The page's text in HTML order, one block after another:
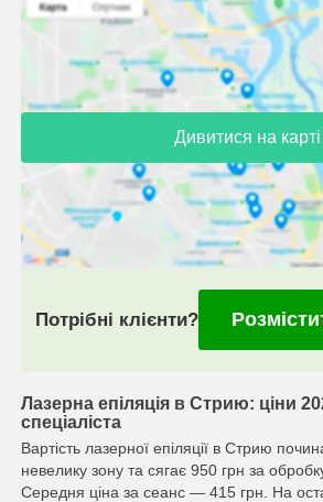
Дивитися на карті
Потрібні клієнти?
Лазерна епіляція в Стрию: ціни
спеціаліста
Вартість лазерної епіляції в Стрию
невелику зону та сягає 950 грн за
Середня ціна за сеанс — 415 грн. На